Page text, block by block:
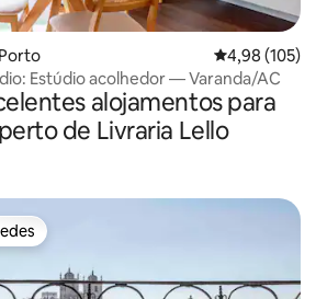
Classificação
4,98 (105)
Estúdio acolhedor — Varanda/AC
alojamentos para
de Livraria Lello